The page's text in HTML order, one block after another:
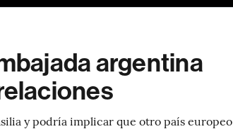
argentina
y podría implicar que otro país europeo